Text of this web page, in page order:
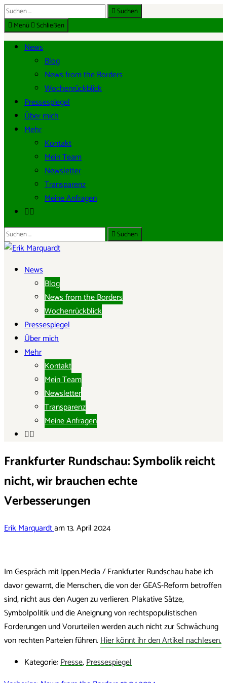
Suche
nach:
Suchen
Menü
Schließen
News
Blog
News from the Borders
Wochenrückblick
Pressespiegel
Über mich
Mehr
Kontakt
Mein Team
Newsletter
Transparenz
Meine Anfragen
Suche
nach:
Suchen
ERIK MARQUARDT
Mitglied des Europäischen Parlaments
News
Blog
News from the Borders
Wochenrückblick
Pressespiegel
Über mich
Mehr
Kontakt
Mein Team
Newsletter
Transparenz
Meine Anfragen
Frankfurter Rundschau: Symbolik reicht
nicht, wir brauchen echte
Verbesserungen
Erik Marquardtam13. April 2024
Im Gespräch mit Ippen.Media / Frankfurter Rundschau habe ich
davor gewarnt, die Menschen, die von der GEAS-Reform betroffen
sind, nicht aus den Augen zu verlieren. Plakative Sätze,
Symbolpolitik und die Aneignung von rechtspopulistischen
Forderungen und Vorurteilen werden auch nicht zur Schwächung
von rechten Parteien führen.Hier könnt ihr den Artikel nachlesen.
Kategorie:Presse,Pressespiegel